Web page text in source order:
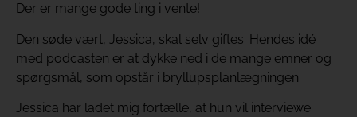
Der er mange gode ting i vente!
Den søde vært, Jessica, skal selv giftes. Hendes idé
med podcasten er at dykke ned i de mange emner og
spørgsmål, som opstår i bryllupsplanlægningen.
Jessica har ladet mig fortælle, at hun vil interviewe